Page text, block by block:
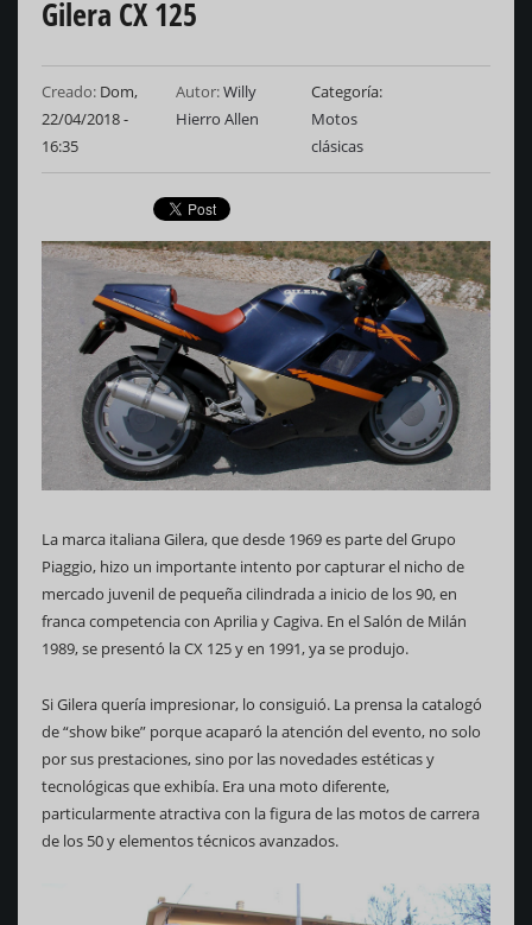
Gilera CX 125
Creado: Dom,
22/04/2018 -
16:35
Autor:Willy
Hierro Allen
Categoría
Motos
clásicas
La marca italiana Gilera, que desde 1969 es parte del Grupo
Piaggio, hizo un importante intento por capturar el nicho de
mercado juvenil de pequeña cilindrada a inicio de los 90, en
franca competencia con Aprilia y Cagiva. En el Salón de Milán
1989, se presentó la CX 125 y en 1991, ya se produjo.
Si Gilera quería impresionar, lo consiguió. La prensa la catalogó
de “show bike” porque acaparó la atención del evento, no solo
por sus prestaciones, sino por las novedades estéticas y
tecnológicas que exhibía. Era una moto diferente,
particularmente atractiva con la figura de las motos de carrera
de los 50 y elementos técnicos avanzados.